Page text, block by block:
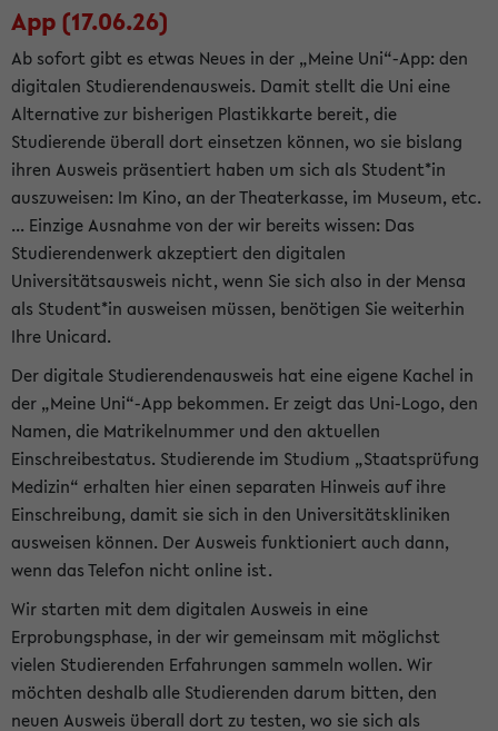
App (17.06.26)
Ab sofort gibt es etwas Neues in der „Meine Uni“-App: den
digitalen Studierendenausweis. Damit stellt die Uni eine
Alternative zur bisherigen Plastikkarte bereit, die
Studierende überall dort einsetzen können, wo sie bislang
ihren Ausweis präsentiert haben um sich als Student*in
auszuweisen: Im Kino, an der Theaterkasse, im Museum, etc.
... Einzige Ausnahme von der wir bereits wissen: Das
Studierendenwerk akzeptiert den digitalen
Universitätsausweis nicht, wenn Sie sich also in der Mensa
als Student*in ausweisen müssen, benötigen Sie weiterhin
Ihre Unicard.
Der digitale Studierendenausweis hat eine eigene Kachel in
der „Meine Uni“-App bekommen. Er zeigt das Uni-Logo, den
Namen, die Matrikelnummer und den aktuellen
Einschreibestatus. Studierende im Studium „Staatsprüfung
Medizin“ erhalten hier einen separaten Hinweis auf ihre
Einschreibung, damit sie sich in den Universitätskliniken
ausweisen können. Der Ausweis funktioniert auch dann,
wenn das Telefon nicht online ist.
Wir starten mit dem digitalen Ausweis in eine
Erprobungsphase, in der wir gemeinsam mit möglichst
vielen Studierenden Erfahrungen sammeln wollen. Wir
möchten deshalb alle Studierenden darum bitten, den
neuen Ausweis überall dort zu testen, wo sie sich als